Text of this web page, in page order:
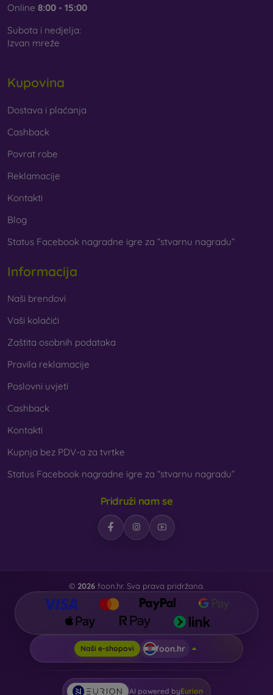
Online 8:00 - 15:00
Subota i nedjelja:
Izvan mreže
Kupovina
Dostava i plaćanja
Cashback
Povrat robe
Reklamacije
Kontakti
Blog
Status Facebook nagradne igre za “stvarnu nagradu”
Informacija
Naši brendovi
Vaši kolačići
Zaštita osobnih podataka
Pravila reklamacije
Poslovni uvjeti
Cashback
Kontakti
Kupnja bez PDV-a za tvrtke
Status Facebook nagradne igre za “stvarnu nagradu”
Pridruži nam se
© 2026 foon.hr. Sva prava pridržana.
Naši e-shopovi foon.hr
AI powered byEurion